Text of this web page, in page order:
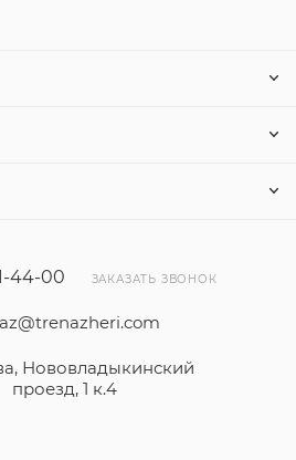
44-00 ЗАКАЗАТЬ ЗВОНОК
Нововладыкинский
проезд, 1 к.4